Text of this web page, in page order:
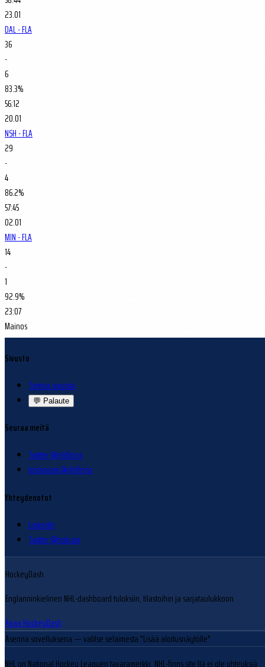
23.01
DAL - FLA
36
-
6
83.3%
56:12
20.01
NSH - FLA
29
-
4
86.2%
57:45
02.01
MIN - FLA
14
-
1
92.9%
23:07
Mainos
Sivusto
Tietoja sivuista
💬 Palaute
Seuraa meitä
Twitter @nhlfinns
Instagram @nhlfinns
Yhteydenotot
LinkedIn
Twitter @hokram
HockeyDash
Englanninkielinen NHL-dashboard tuloksiin, tilastoihin ja sarjataulukkoon.
Avaa HockeyDash
Asenna sovelluksena — valitse selaimesta "Lisää aloitusnäytölle"
NHL on National Hockey Leaguen tavaramerkki. NHL-finns.site:llä ei ole yhteyksiä